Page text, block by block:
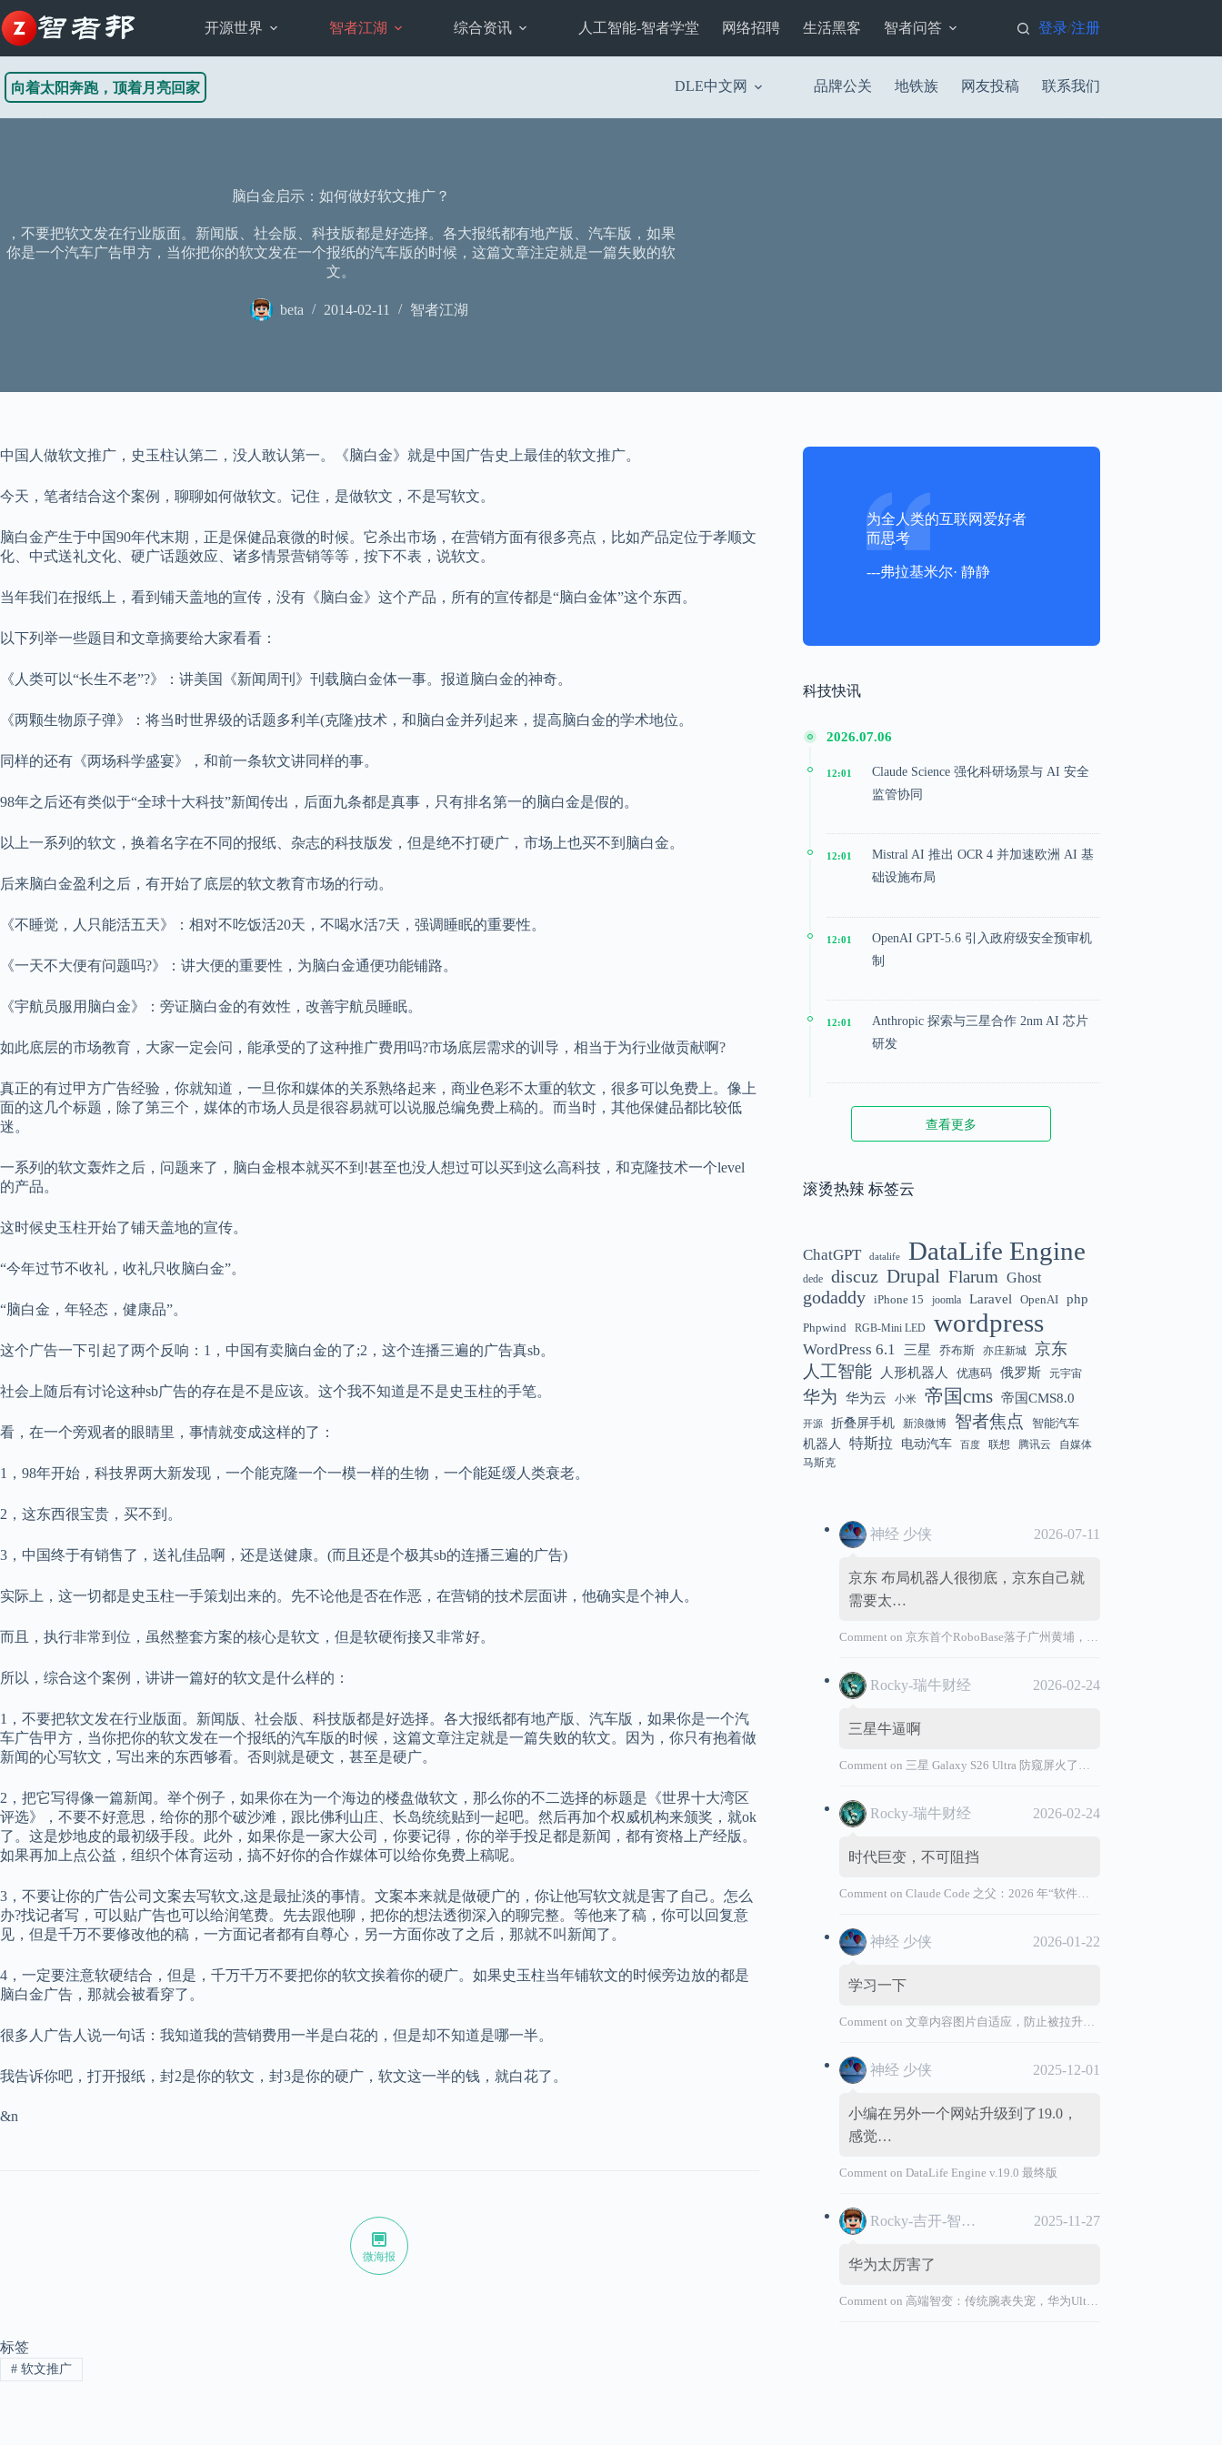
至
内
开源世界 智者江湖 综合资讯 人工智能-智者学堂 网络招聘 生活黑客 智者问答 登录/注册
向着太阳奔跑，顶着月亮回家 DLE中文网 品牌公关 地铁族 网友投稿 联系我们
脑白金启示：如何做好软文推广？
，不要把软文发在行业版面。新闻版、社会版、科技版都是好选择。各大报纸都有地产版、汽车版，如果
你是一个汽车广告甲方，当你把你的软文发在一个报纸的汽车版的时候，这篇文章注定就是一篇失败的软
文。
beta 2014-02-11 智者江湖
中国人做软文推广，史玉柱认第二，没人敢认第一。《脑白金》就是中国广告史上最佳的软文推广。
今天，笔者结合这个案例，聊聊如何做软文。记住，是做软文，不是写软文。
脑白金产生于中国90年代末期，正是保健品衰微的时候。它杀出市场，在营销方面有很多亮点，比如产品定位于孝顺文
化、中式送礼文化、硬广话题效应、诸多情景营销等等，按下不表，说软文。
当年我们在报纸上，看到铺天盖地的宣传，没有《脑白金》这个产品，所有的宣传都是“脑白金体”这个东西。
以下列举一些题目和文章摘要给大家看看：
《人类可以“长生不老”?》：讲美国《新闻周刊》刊载脑白金体一事。报道脑白金的神奇。
《两颗生物原子弹》：将当时世界级的话题多利羊(克隆)技术，和脑白金并列起来，提高脑白金的学术地位。
同样的还有《两场科学盛宴》，和前一条软文讲同样的事。
98年之后还有类似于“全球十大科技”新闻传出，后面九条都是真事，只有排名第一的脑白金是假的。
以上一系列的软文，换着名字在不同的报纸、杂志的科技版发，但是绝不打硬广，市场上也买不到脑白金。
后来脑白金盈利之后，有开始了底层的软文教育市场的行动。
《不睡觉，人只能活五天》：相对不吃饭活20天，不喝水活7天，强调睡眠的重要性。
《一天不大便有问题吗?》：讲大便的重要性，为脑白金通便功能铺路。
《宇航员服用脑白金》：旁证脑白金的有效性，改善宇航员睡眠。
如此底层的市场教育，大家一定会问，能承受的了这种推广费用吗?市场底层需求的训导，相当于为行业做贡献啊?
真正的有过甲方广告经验，你就知道，一旦你和媒体的关系熟络起来，商业色彩不太重的软文，很多可以免费上。像上
面的这几个标题，除了第三个，媒体的市场人员是很容易就可以说服总编免费上稿的。而当时，其他保健品都比较低
迷。
一系列的软文轰炸之后，问题来了，脑白金根本就买不到!甚至也没人想过可以买到这么高科技，和克隆技术一个level
的产品。
这时候史玉柱开始了铺天盖地的宣传。
“今年过节不收礼，收礼只收脑白金”。
“脑白金，年轻态，健康品”。
这个广告一下引起了两个反响：1，中国有卖脑白金的了;2，这个连播三遍的广告真sb。
社会上随后有讨论这种sb广告的存在是不是应该。这个我不知道是不是史玉柱的手笔。
看，在一个旁观者的眼睛里，事情就变成这样的了：
1，98年开始，科技界两大新发现，一个能克隆一个一模一样的生物，一个能延缓人类衰老。
2，这东西很宝贵，买不到。
3，中国终于有销售了，送礼佳品啊，还是送健康。(而且还是个极其sb的连播三遍的广告)
实际上，这一切都是史玉柱一手策划出来的。先不论他是否在作恶，在营销的技术层面讲，他确实是个神人。
而且，执行非常到位，虽然整套方案的核心是软文，但是软硬衔接又非常好。
所以，综合这个案例，讲讲一篇好的软文是什么样的：
1，不要把软文发在行业版面。新闻版、社会版、科技版都是好选择。各大报纸都有地产版、汽车版，如果你是一个汽
车广告甲方，当你把你的软文发在一个报纸的汽车版的时候，这篇文章注定就是一篇失败的软文。因为，你只有抱着做
新闻的心写软文，写出来的东西够看。否则就是硬文，甚至是硬广。
2，把它写得像一篇新闻。举个例子，如果你在为一个海边的楼盘做软文，那么你的不二选择的标题是《世界十大湾区
评选》，不要不好意思，给你的那个破沙滩，跟比佛利山庄、长岛统统贴到一起吧。然后再加个权威机构来颁奖，就ok
了。这是炒地皮的最初级手段。此外，如果你是一家大公司，你要记得，你的举手投足都是新闻，都有资格上产经版。
如果再加上点公益，组织个体育运动，搞不好你的合作媒体可以给你免费上稿呢。
3，不要让你的广告公司文案去写软文,这是最扯淡的事情。文案本来就是做硬广的，你让他写软文就是害了自己。怎么
办?找记者写，可以贴广告也可以给润笔费。先去跟他聊，把你的想法透彻深入的聊完整。等他来了稿，你可以回复意
见，但是千万不要修改他的稿，一方面记者都有自尊心，另一方面你改了之后，那就不叫新闻了。
4，一定要注意软硬结合，但是，千万千万不要把你的软文挨着你的硬广。如果史玉柱当年铺软文的时候旁边放的都是
脑白金广告，那就会被看穿了。
很多人广告人说一句话：我知道我的营销费用一半是白花的，但是却不知道是哪一半。
我告诉你吧，打开报纸，封2是你的软文，封3是你的硬广，软文这一半的钱，就白花了。
&n
微海报
标签
#软文推广
为全人类的互联网爱好者
而思考
---弗拉基米尔· 静静
科技快讯
2026.07.06
12:01
Claude Science 强化科研场景与 AI 安全
监管协同
12:01
Mistral AI 推出 OCR 4 并加速欧洲 AI 基
础设施布局
12:01
OpenAI GPT-5.6 引入政府级安全预审机
制
12:01
Anthropic 探索与三星合作 2nm AI 芯片
研发
12:01
Microsoft 投入 25 亿美元成立 AI 落地实
12:01
Meta 内部模型接近 GPT-5.5 水平，基础
12:01
Gemini 3.5 Flash 强化“AI 操作系统级代
理能力”
12:01
美国解除 Anthropic Fable / Mythos 模型
出口限制
查看更多
滚烫热辣 标签云
ChatGPT datalife DataLife Engine
dede discuz Drupal Flarum Ghost
godaddy iPhone 15 joomla Laravel OpenAI php
Phpwind RGB-Mini LED wordpress
WordPress 6.1 三星 乔布斯 亦庄新城 京东
人工智能 人形机器人 优惠码 俄罗斯 元宇宙
华为 华为云 小米 帝国cms 帝国CMS8.0
开源 折叠屏手机 新浪微博 智者焦点
智能汽车
机器人
特斯拉 电动汽车 百度 联想 腾讯云
自媒体
马斯克
神经 少侠 2026-07-11
京东 布局机器人很彻底，京东自己就
需要太…
Comment on京东首个RoboBase落子广州黄埔，加码机器人产业基础设施布局
Rocky-瑞牛财经 2026-02-24
三星牛逼啊
Comment on 三星 Galaxy S26 Ultra 防窥屏火了，全球核心战略伙伴名单大曝光
Rocky-瑞牛财经 2026-02-24
时代巨变，不可阻挡
Comment onClaude Code 之父：2026 年“软件工程师”退出历史舞台
神经 少侠 2026-01-22
学习一下
Comment on文章内容图片自适应，防止被拉升变形
神经 少侠 2025-12-01
小编在另外一个网站升级到了19.0，
感觉…
Comment onDataLife Engine v.19.0 最终版
Rocky-吉开-智能汽车 2025-11-27
华为太厉害了
Comment on高端智变：传统腕表失宠，华为Ultimate系列“价值超车”